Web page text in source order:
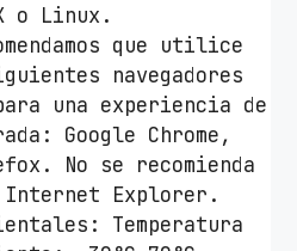
o Linux.
que utilice
navegadores
una experiencia de
Google Chrome,
No se recomienda
Internet Explorer.
Temperatura